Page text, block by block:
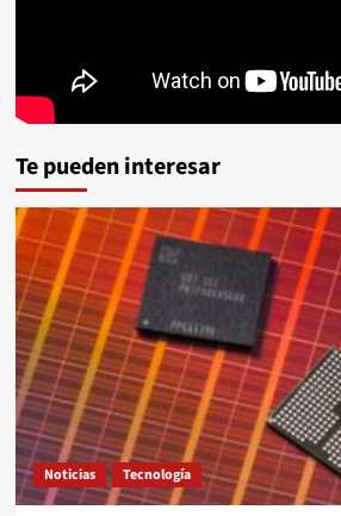
Te pueden interesar
Noticias Tecnología